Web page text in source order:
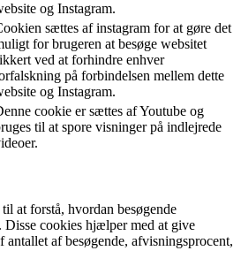
og Instagram.
sættes af instagram for at gøre det
for brugeren at besøge websitet
ved at forhindre enhver
på forbindelsen mellem dette
og Instagram.
cookie er sættes af Youtube og
til at spore visninger på indlejrede
at forstå, hvordan besøgende
Disse cookies hjælper med at give
af besøgende, afvisningsprocent,